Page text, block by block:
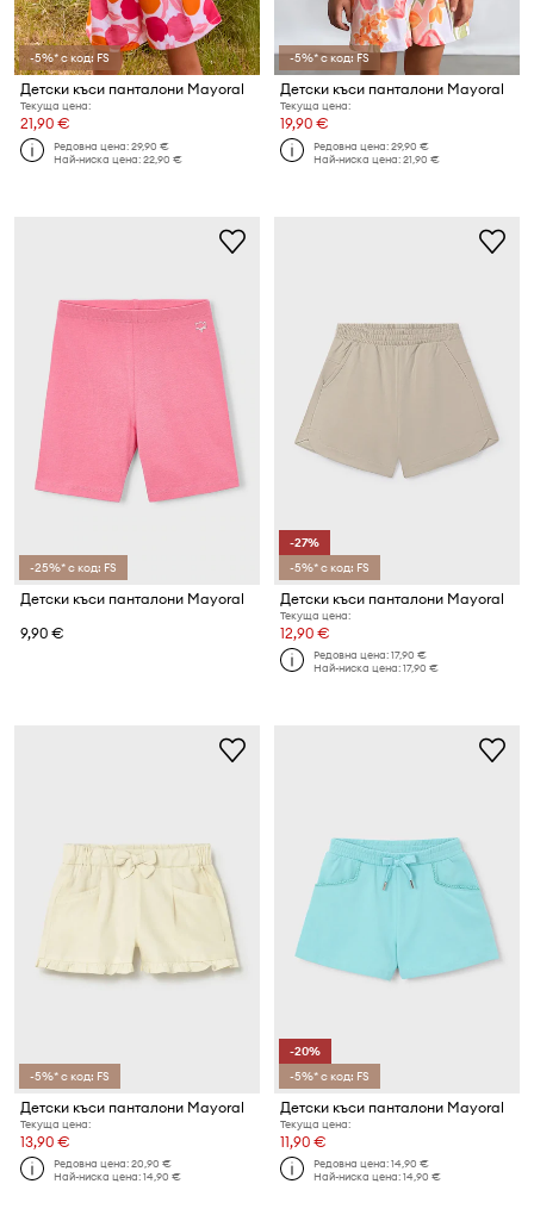
-5%* с код: FS
Детски къси панталони Mayoral
Текуща цена:
21,90 €
Редовна цена:29,90 €
Най-ниска цена:22,90 €
-5%* с код: FS
Детски къси панталони Mayoral
Текуща цена:
19,90 €
Редовна цена:29,90 €
Най-ниска цена:21,90 €
-25%* с код: FS
Детски къси панталони Mayoral
9,90 €
-27%
-5%* с код: FS
Детски къси панталони Mayoral
Текуща цена:
12,90 €
Редовна цена:17,90 €
Най-ниска цена:17,90 €
-5%* с код: FS
Детски къси панталони Mayoral
Текуща цена:
13,90 €
Редовна цена:20,90 €
Най-ниска цена:14,90 €
-20%
-5%* с код: FS
Детски къси панталони Mayoral
Текуща цена:
11,90 €
Редовна цена:14,90 €
Най-ниска цена:14,90 €